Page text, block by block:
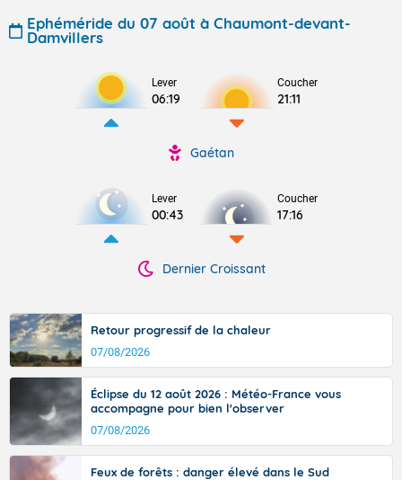
Ephéméride du 07 août à Chaumont-devant-
Damvillers
Lever
06:19
Coucher
21:11
Gaétan
Lever
00:43
Coucher
17:16
Dernier Croissant
Retour progressif de la chaleur
07/08/2026
Éclipse du 12 août 2026 : Météo-France vous
accompagne pour bien l'observer
07/08/2026
Feux de forêts : danger élevé dans le Sud